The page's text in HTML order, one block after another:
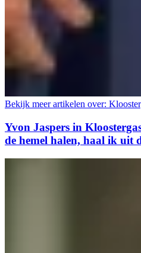
Bekijk meer artikelen over:
Yvon Jaspers in
de hemel halen, haal ik uit